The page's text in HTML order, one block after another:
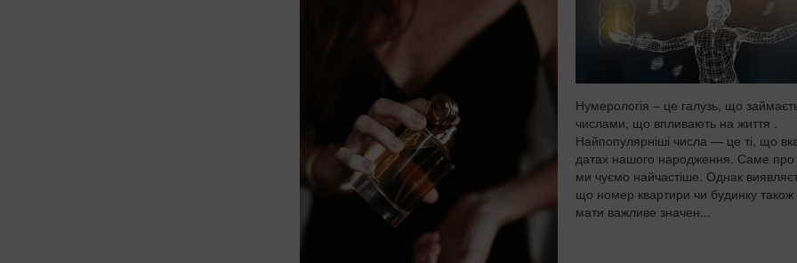
Нумерологія – це галузь, що
числами, що впливають на життя .
Найпопулярніші числа — це ті, що
датах нашого народження. Саме про
ми чуємо найчастіше. Однак
що номер квартири чи будинку
мати важливе значен...